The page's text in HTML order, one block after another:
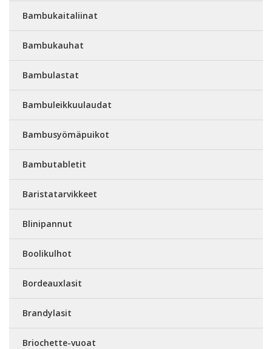
Bambukaitaliinat
Bambukauhat
Bambulastat
Bambuleikkuulaudat
Bambusyömäpuikot
Bambutabletit
Baristatarvikkeet
Blinipannut
Boolikulhot
Bordeauxlasit
Brandylasit
Briochette-vuoat